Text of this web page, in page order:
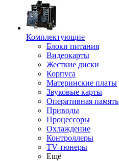
Комплектующие
Блоки питания
Видеокарты
Жесткие диски
Корпуса
Материнские платы
Звуковые карты
Оперативная память
Приводы
Процессоры
Охлаждение
Контроллеры
TV-тюнеры
Ещё